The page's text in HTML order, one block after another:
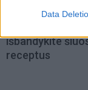
Data
Receptai
išbandykite
receptus